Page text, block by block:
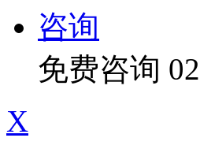
咨询
免费咨询
X